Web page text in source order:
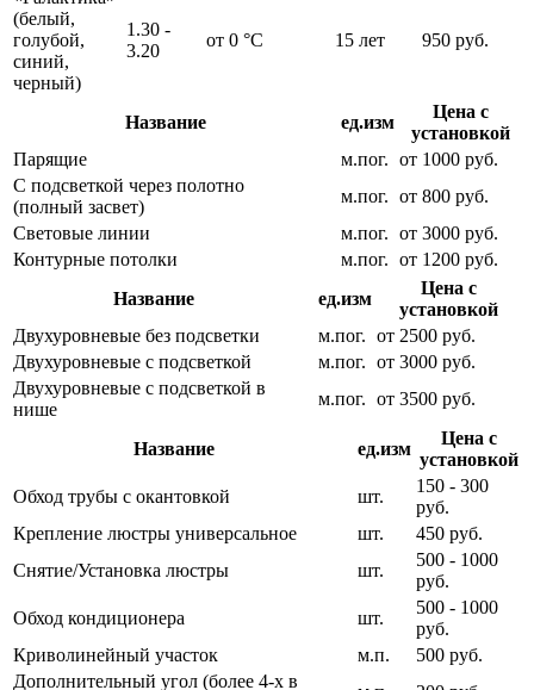
(белый,
голубой,
синий,
черный)
1.30 -
3.20
от 0 °С 15 лет 950 руб.
Название ед.изм
Цена с
установкой
Парящие
м.пог. от 1000 руб.
С подсветкой через полотно
(полный засвет)
м.пог. от 800 руб.
Световые линии
м.пог. от 3000 руб.
Контурные потолки
м.пог. от 1200 руб.
Название
ед.изм
Цена с
установкой
Двухуровневые без подсветки
м.пог. от 2500 руб.
Двухуровневые с подсветкой
м.пог. от 3000 руб.
Двухуровневые с подсветкой в
нише
м.пог. от 3500 руб.
Название ед.изм
Цена с
установкой
Обход трубы с окантовкой
шт.
150 - 300
руб.
Крепление люстры универсальное
шт.
450 руб.
Снятие/Установка люстры
шт.
500 - 1000
руб.
Обход кондиционера
шт.
500 - 1000
руб.
Криволинейный участок
м.п.
500 руб.
Дополнительный угол (более 4-х в